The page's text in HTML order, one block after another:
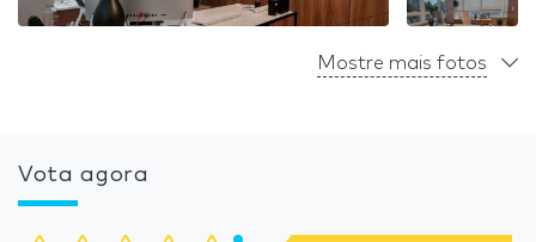
Mostre mais fotos
Vota agora